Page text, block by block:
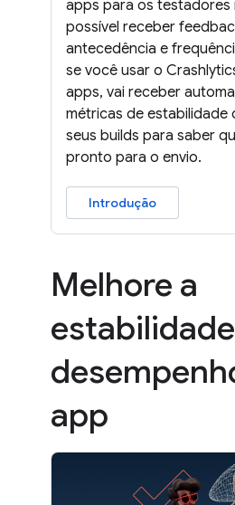
apps para os testadores
possível receber
antecedência e
se você usar o
apps, vai receber
métricas de estabilidade
seus builds para saber
pronto para o envio.
Introdução
Melhore a
app